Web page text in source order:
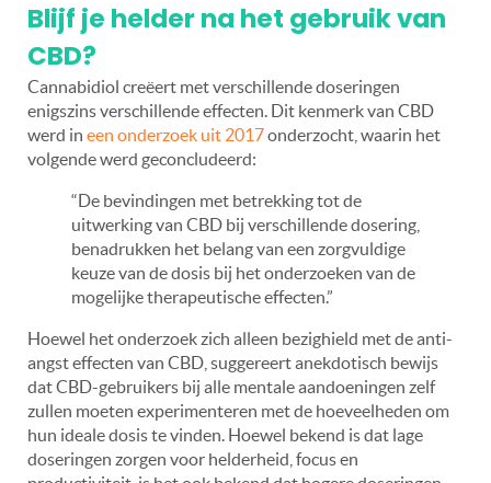
Blijf je helder na het gebruik van
CBD?
Cannabidiol creëert met verschillende doseringen
enigszins verschillende effecten. Dit kenmerk van CBD
werd in een onderzoek uit 2017onderzocht, waarin het
volgende werd geconcludeerd:
“De bevindingen met betrekking tot de
uitwerking van CBD bij verschillende dosering,
benadrukken het belang van een zorgvuldige
keuze van de dosis bij het onderzoeken van de
mogelijke therapeutische effecten.”
Hoewel het onderzoek zich alleen bezighield met de anti-
angst effecten van CBD, suggereert anekdotisch bewijs
dat CBD-gebruikers bij alle mentale aandoeningen zelf
zullen moeten experimenteren met de hoeveelheden om
hun ideale dosis te vinden. Hoewel bekend is dat lage
doseringen zorgen voor helderheid, focus en